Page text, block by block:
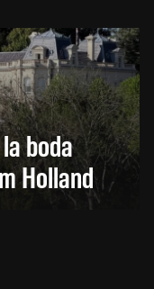
boda
Holland